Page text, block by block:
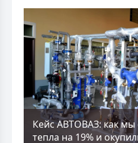
Кейс АВТОВАЗ: как мы
тепла на 19% и